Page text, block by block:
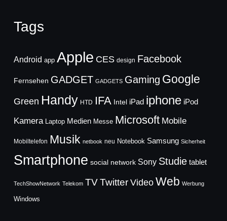
Tags
Android app Apple CES design Facebook
Fernsehen GADGET GADGETS Gaming Google
Green Handy HTD IFA Intel iPad iphone iPod
Kamera Laptop Medien Messe Microsoft Mobile
Mobiltelefon Musik netbook neu Notebook Samsung Sicherheit
Smartphone social network Sony Studie tablet
TechShowNetwork Telekom TVTwitter Video Web Werbung
Windows